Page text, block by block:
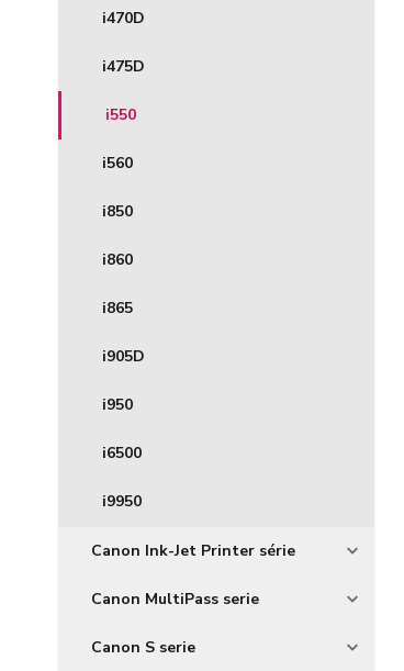
i470D
i475D
i550
i560
i850
i860
i865
i905D
i950
i6500
i9950
Canon Ink-Jet Printer série
Canon MultiPass serie
Canon S serie